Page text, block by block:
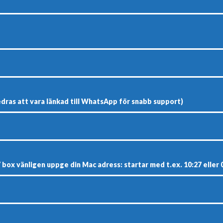
att vara länkad till WhatsApp för snabb support)
box vänligen uppge din Mac adress: startar med t.ex. 10:27 eller